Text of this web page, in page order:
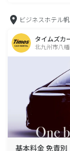
ビジネスホテル
タイムズカ
北九州市八
基本料金 免責別